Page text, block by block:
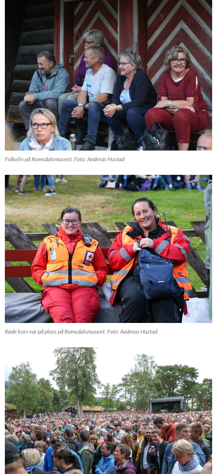
Folkeliv på Romsdalsmuseet. Foto: Andreas Hustad
Røde kors var på plass på Romsdalsmuseet. Foto: Andreas Hustad